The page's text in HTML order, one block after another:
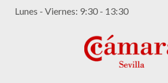
Lunes - Viernes: 9:30 - 13:30